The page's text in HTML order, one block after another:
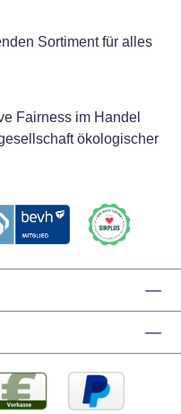
Sortiment für alles
Fairness im Handel
ökologischer